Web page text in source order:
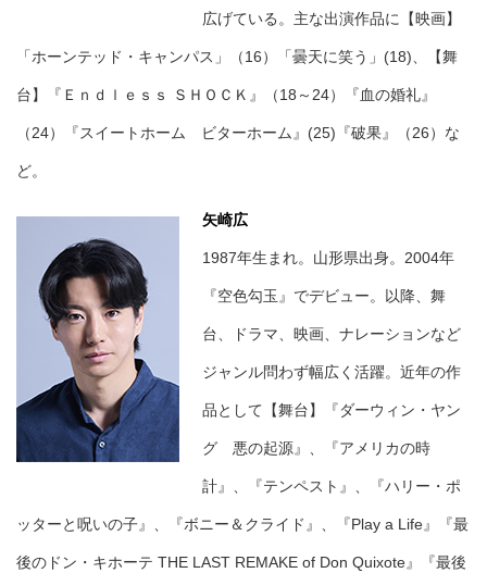
広げている。主な出演作品に【映画】
「ホーンテッド・キャンパス」（16）「曇天に笑う」(18)、【舞
台】『Ｅｎｄｌｅｓｓ ＳＨＯＣＫ』（18～24）『血の婚礼』
（24）『スイートホーム ビターホーム』(25)『破果』（26）な
ど。
矢崎広
1987年生まれ。山形県出身。2004年
『空色勾玉』でデビュー。以降、舞
台、ドラマ、映画、ナレーションなど
ジャンル問わず幅広く活躍。近年の作
品として【舞台】『ダーウィン・ヤン
グ 悪の起源』、『アメリカの時
計』、『テンペスト』、『ハリー・ポ
ッターと呪いの子』、『ボニー＆クライド』、『Play a Life』『最
後のドン・キホーテ THE LAST REMAKE of Don Quixote』『最後